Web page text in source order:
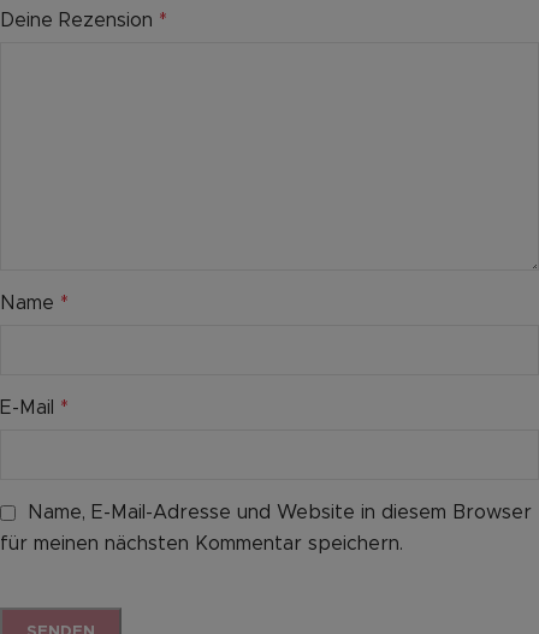
Deine Rezension *
Name *
E-Mail *
Name, E-Mail-Adresse und Website in diesem Browser
für meinen nächsten Kommentar speichern.